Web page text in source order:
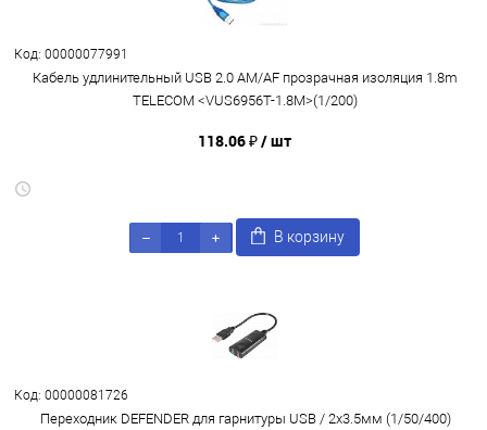
Код: 00000077991
Кабель удлинительный USB 2.0 AM/AF прозрачная изоляция 1.8m
TELECOM <VUS6956T-1.8M>(1/200)
118.06 ₽/ шт
В корзину
Код: 00000081726
Переходник DEFENDER для гарнитуры USB / 2х3.5мм (1/50/400)